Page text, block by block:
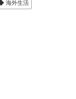
海外生活